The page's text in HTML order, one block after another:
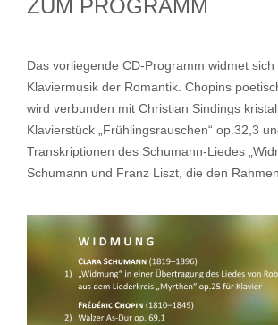
ZUM PROGRAMM
Das vorliegende CD-Programm widmet
Klaviermusik der Romantik. Chopins
wird verbunden mit Christian Sindings
Klavierstück „Frühlingsrauschen“ op.32,3
Transkriptionen des Schumann-Liedes
Schumann und Franz Liszt, die den